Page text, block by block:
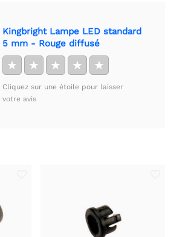
Kingbright Lampe LED standard
5 mm - Rouge diffusé
★ ★ ★ ★ ★
Cliquez sur une étoile pour laisser
votre avis